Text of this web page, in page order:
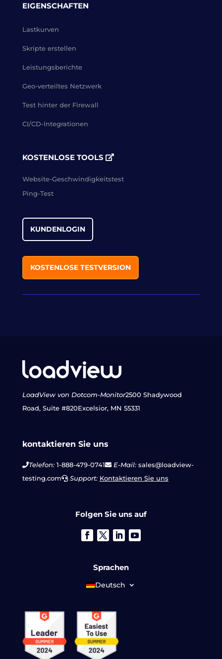
EIGENSCHAFTEN
Lastkurven
Skripte erstellen
Leistungsberichte
Geo-verteiltes Netzwerk
Test hinter der Firewall
CI/CD-Integrationen
KOSTENLOSE TOOLS
Website-Geschwindigkeitstest
Ping-Test
KUNDENLOGIN
KOSTENLOSE TESTVERSION
LoadView von Dotcom-Monitor2500 Shadywood
Road, Suite #820Excelsior, MN 55331
kontaktieren Sie uns
Telefon:1-888-479-0741 E-Mail:sales@loadview-
testing.com
Support: Kontaktieren Sie uns
Folgen Sie uns auf
Sprachen
Deutsch